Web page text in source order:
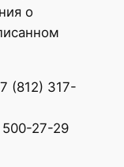
о
(812) 317-
27-29